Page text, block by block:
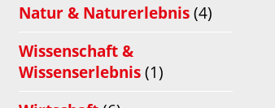
Natur & Naturerlebnis(4)
Wissenschaft &
Wissenserlebnis(1)